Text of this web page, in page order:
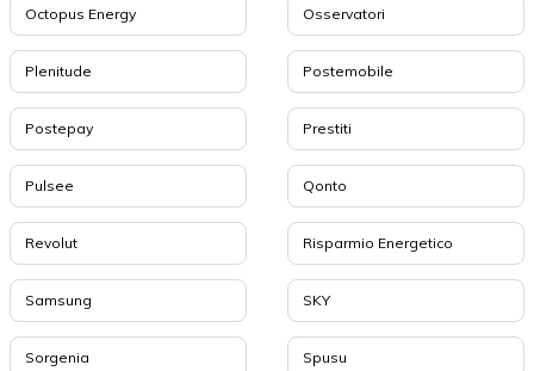
Octopus Energy Osservatori
Plenitude Postemobile
Postepay Prestiti
Pulsee Qonto
Revolut Risparmio Energetico
Samsung SKY
Sorgenia Spusu